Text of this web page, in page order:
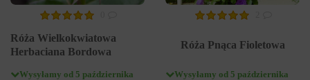
Róża Wielkokwiatowa
Herbaciana Bordowa
Wysyłamy od 5 października
Róża Pnąca Fioletowa
Wysyłamy od 5 października